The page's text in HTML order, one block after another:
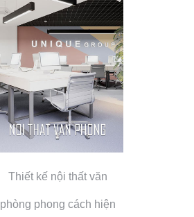
Thiết kế nội thất văn
phòng phong cách hiện